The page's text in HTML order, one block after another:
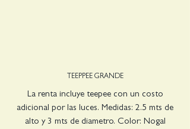
TEEPPEE GRANDE
La renta incluye teepee con un costo
adicional por las luces. Medidas: 2.5 mts de
alto y 3 mts de diametro. Color: Nogal